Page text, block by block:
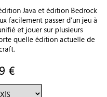
Java et édition Bedrock
facilement passer d’un jeu à
et jouer sur plusieurs
quelle édition actuelle de
€